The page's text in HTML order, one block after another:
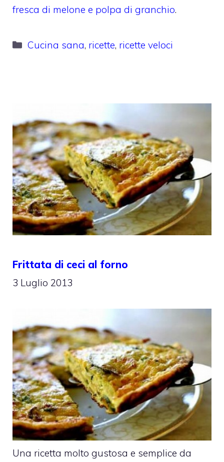
fresca di melone e polpa di granchio.
Categorie
Cucina sana, ricette, ricette veloci
Frittata di ceci al forno
3 Luglio 2013
Una ricetta molto gustosa e semplice da